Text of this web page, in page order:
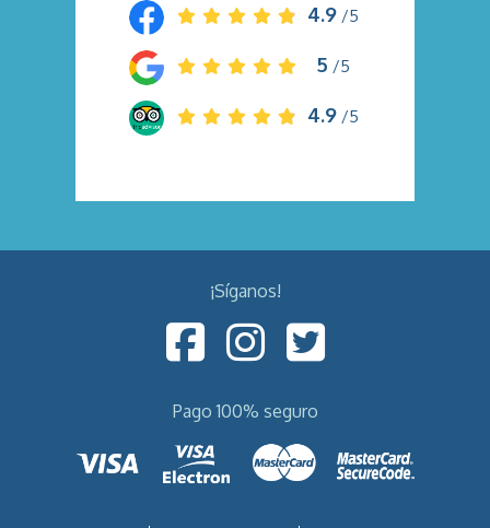
4.9 /5
5 /5
4.9 /5
¡Síganos!
Pago 100% seguro